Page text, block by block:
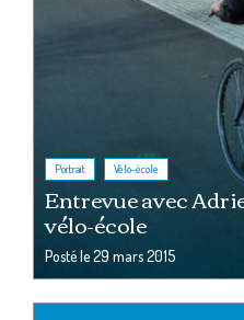
Portrait Vélo-école
Entrevue avec
vélo-école
Posté le29 mars 2015